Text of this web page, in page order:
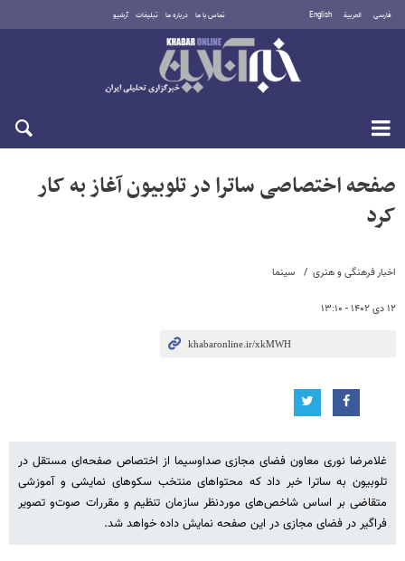
فارسی العربية English تماس با ما درباره ما تبلیغات آرشیو
شنبه ۱۷ مرداد ۱۴۰۵
اخبار فرهنگی و هنری سینما
۱۲ دی ۱۴۰۲ - ۱۳:۱۰
صفحه اختصاصی ساترا در تلوبیون آغاز به کار
کرد
غلامرضا نوری معاون فضای مجازی صداوسیما از اختصاص صفحه‌ای مستقل در
تلوبیون به ساترا خبر داد که محتواهای منتخب سکوهای نمایشی و آموزشی
متقاضی بر اساس شاخص‌های موردنظر سازمان تنظیم و مقررات صوت‌و تصویر
فراگیر در فضای مجازی در این صفحه نمایش داده خواهد شد.